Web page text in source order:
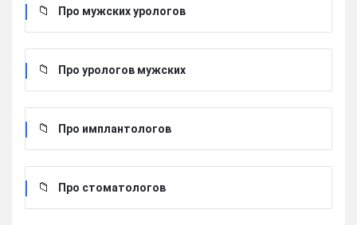
Про мужских урологов
Про урологов мужских
Про имплантологов
Про стоматологов